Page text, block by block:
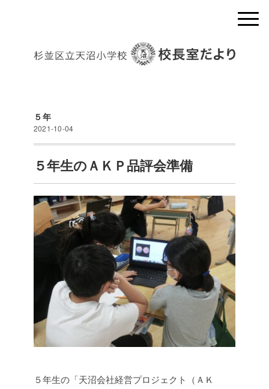
５年
2021-10-04
５年生のＡＫＰ品評会準備
５年生の「天沼会社経営プロジェクト（ＡＫ